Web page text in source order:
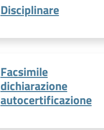
Disciplinare
Facsimile
dichiarazione
autocertificazione